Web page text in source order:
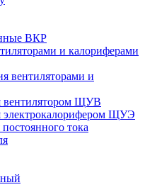
ВКР
и калориферами
вентиляторами и
вентилятором ЩУВ
ЩУЭ
тока